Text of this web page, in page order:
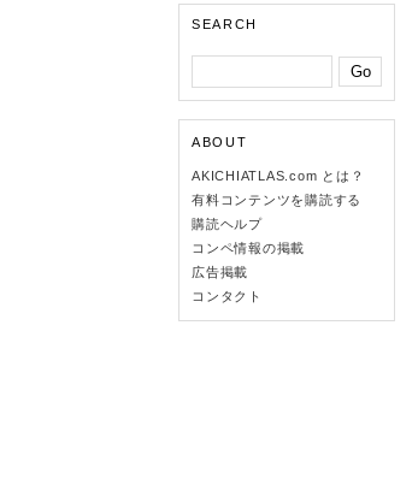
SEARCH
ABOUT
AKICHIATLAS.com とは？
有料コンテンツを購読する
購読ヘルプ
コンペ情報の掲載
広告掲載
コンタクト